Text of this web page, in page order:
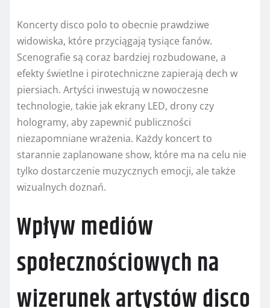
Koncerty disco polo to obecnie prawdziwe
widowiska, które przyciągają tysiące fanów.
Scenografie są coraz bardziej rozbudowane, a
efekty świetlne i pirotechniczne zapierają dech w
piersiach. Artyści inwestują w nowoczesne
technologie, takie jak ekrany LED, drony czy
hologramy, aby zapewnić publiczności
niezapomniane wrażenia. Każdy koncert to
starannie zaplanowane show, które ma na celu nie
tylko dostarczenie muzycznych emocji, ale także
wizualnych doznań.
Wpływ mediów
społecznościowych na
wizerunek artystów disco